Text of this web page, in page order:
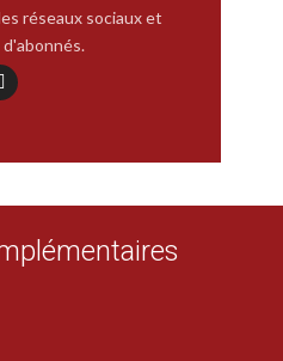
réseaux sociaux et